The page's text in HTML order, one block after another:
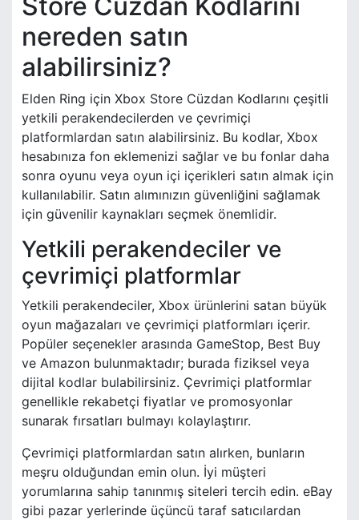
nereden satın
alabilirsiniz?
Elden Ring için Xbox Store Cüzdan Kodlarını çeşitli
yetkili perakendecilerden ve çevrimiçi
platformlardan satın alabilirsiniz. Bu kodlar, Xbox
hesabınıza fon eklemenizi sağlar ve bu fonlar daha
sonra oyunu veya oyun içi içerikleri satın almak için
kullanılabilir. Satın alımınızın güvenliğini sağlamak
için güvenilir kaynakları seçmek önemlidir.
Yetkili perakendeciler ve
çevrimiçi platformlar
Yetkili perakendeciler, Xbox ürünlerini satan büyük
oyun mağazaları ve çevrimiçi platformları içerir.
Popüler seçenekler arasında GameStop, Best Buy
ve Amazon bulunmaktadır; burada fiziksel veya
dijital kodlar bulabilirsiniz. Çevrimiçi platformlar
genellikle rekabetçi fiyatlar ve promosyonlar
sunarak fırsatları bulmayı kolaylaştırır.
Çevrimiçi platformlardan satın alırken, bunların
meşru olduğundan emin olun. İyi müşteri
yorumlarına sahip tanınmış siteleri tercih edin. eBay
gibi pazar yerlerinde üçüncü taraf satıcılardan